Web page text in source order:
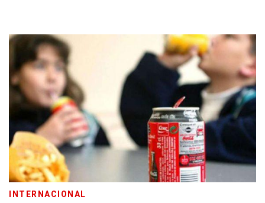
INTERNACIONAL